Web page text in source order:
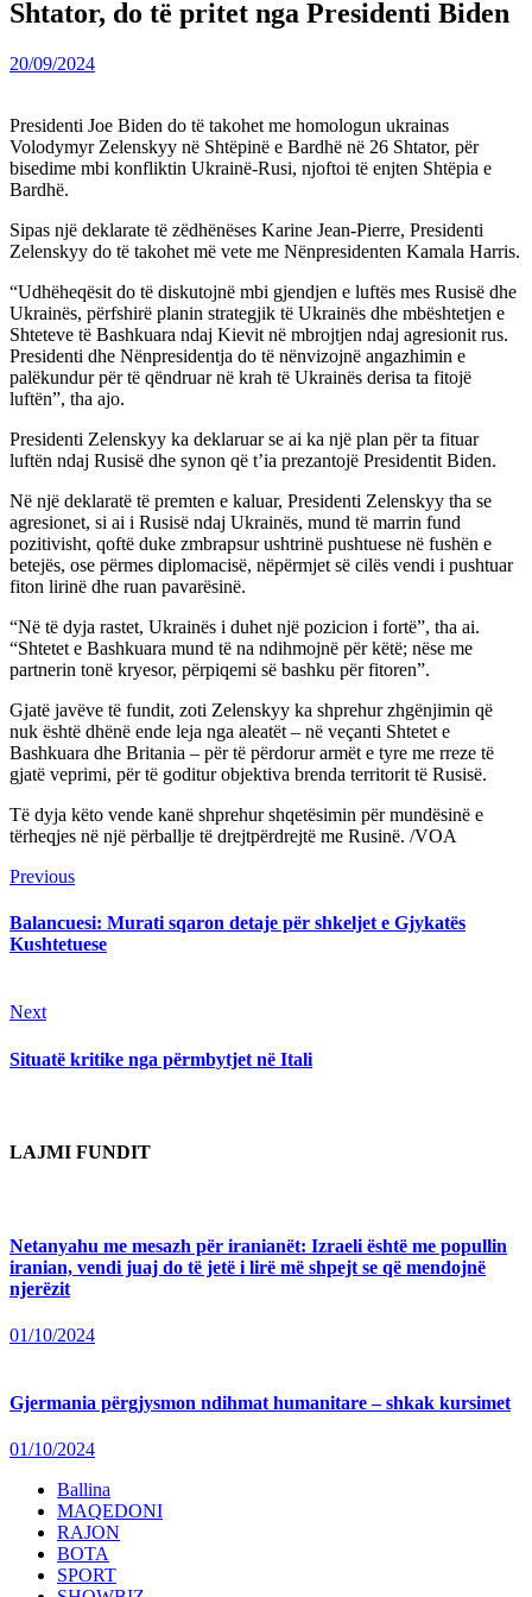
Shtator, do të pritet nga Presidenti Biden
20/09/2024
Presidenti Joe Biden do të takohet me homologun ukrainas
Volodymyr Zelenskyy në Shtëpinë e Bardhë në 26 Shtator, për
bisedime mbi konfliktin Ukrainë-Rusi, njoftoi të enjten Shtëpia e
Bardhë.
Sipas një deklarate të zëdhënëses Karine Jean-Pierre, Presidenti
Zelenskyy do të takohet më vete me Nënpresidenten Kamala Harris.
“Udhëheqësit do të diskutojnë mbi gjendjen e luftës mes Rusisë dhe
Ukrainës, përfshirë planin strategjik të Ukrainës dhe mbështetjen e
Shteteve të Bashkuara ndaj Kievit në mbrojtjen ndaj agresionit rus.
Presidenti dhe Nënpresidentja do të nënvizojnë angazhimin e
palëkundur për të qëndruar në krah të Ukrainës derisa ta fitojë
luftën”, tha ajo.
Presidenti Zelenskyy ka deklaruar se ai ka një plan për ta fituar
luftën ndaj Rusisë dhe synon që t’ia prezantojë Presidentit Biden.
Në një deklaratë të premten e kaluar, Presidenti Zelenskyy tha se
agresionet, si ai i Rusisë ndaj Ukrainës, mund të marrin fund
pozitivisht, qoftë duke zmbrapsur ushtrinë pushtuese në fushën e
betejës, ose përmes diplomacisë, nëpërmjet së cilës vendi i pushtuar
fiton lirinë dhe ruan pavarësinë.
“Në të dyja rastet, Ukrainës i duhet një pozicion i fortë”, tha ai.
“Shtetet e Bashkuara mund të na ndihmojnë për këtë; nëse me
partnerin tonë kryesor, përpiqemi së bashku për fitoren”.
Gjatë javëve të fundit, zoti Zelenskyy ka shprehur zhgënjimin që
nuk është dhënë ende leja nga aleatët – në veçanti Shtetet e
Bashkuara dhe Britania – për të përdorur armët e tyre me rreze të
gjatë veprimi, për të goditur objektiva brenda territorit të Rusisë.
Të dyja këto vende kanë shprehur shqetësimin për mundësinë e
tërheqjes në një përballje të drejtpërdrejtë me Rusinë. /VOA
Continue
Reading
PreviousPrevious
Balancuesi: Murati sqaron detaje për shkeljet e Gjykatës
Kushtetuese
NextNext
Situatë kritike nga përmbytjet në Itali
LAJMI FUNDIT
Netanyahu me mesazh për iranianët: Izraeli është me popullin
iranian, vendi juaj do të jetë i lirë më shpejt se që mendojnë
njerëzit
01/10/2024
Gjermania përgjysmon ndihmat humanitare – shkak kursimet
01/10/2024
Ballina
MAQEDONI
RAJON
BOTA
SPORT